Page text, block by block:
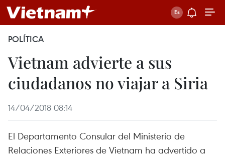
POLÍTICA
Vietnam advierte a sus
ciudadanos no viajar a Siria
14/04/2018 08:14
El Departamento Consular del Ministerio de
Relaciones Exteriores de Vietnam ha advertido a